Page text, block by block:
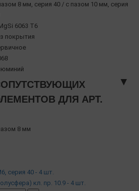
8 мм, серия 40 / с пазом 10 мм, серия
6063 Т6
покрытия
ДЛЯ АРТ.
▼
8 мм
серия 40 - 4 шт.
кл. пр. 10.9 - 4 шт.